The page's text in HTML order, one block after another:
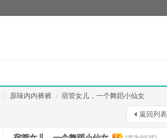
原味内内裤裤 宿管女儿，一个舞蹈小仙女
返回列表